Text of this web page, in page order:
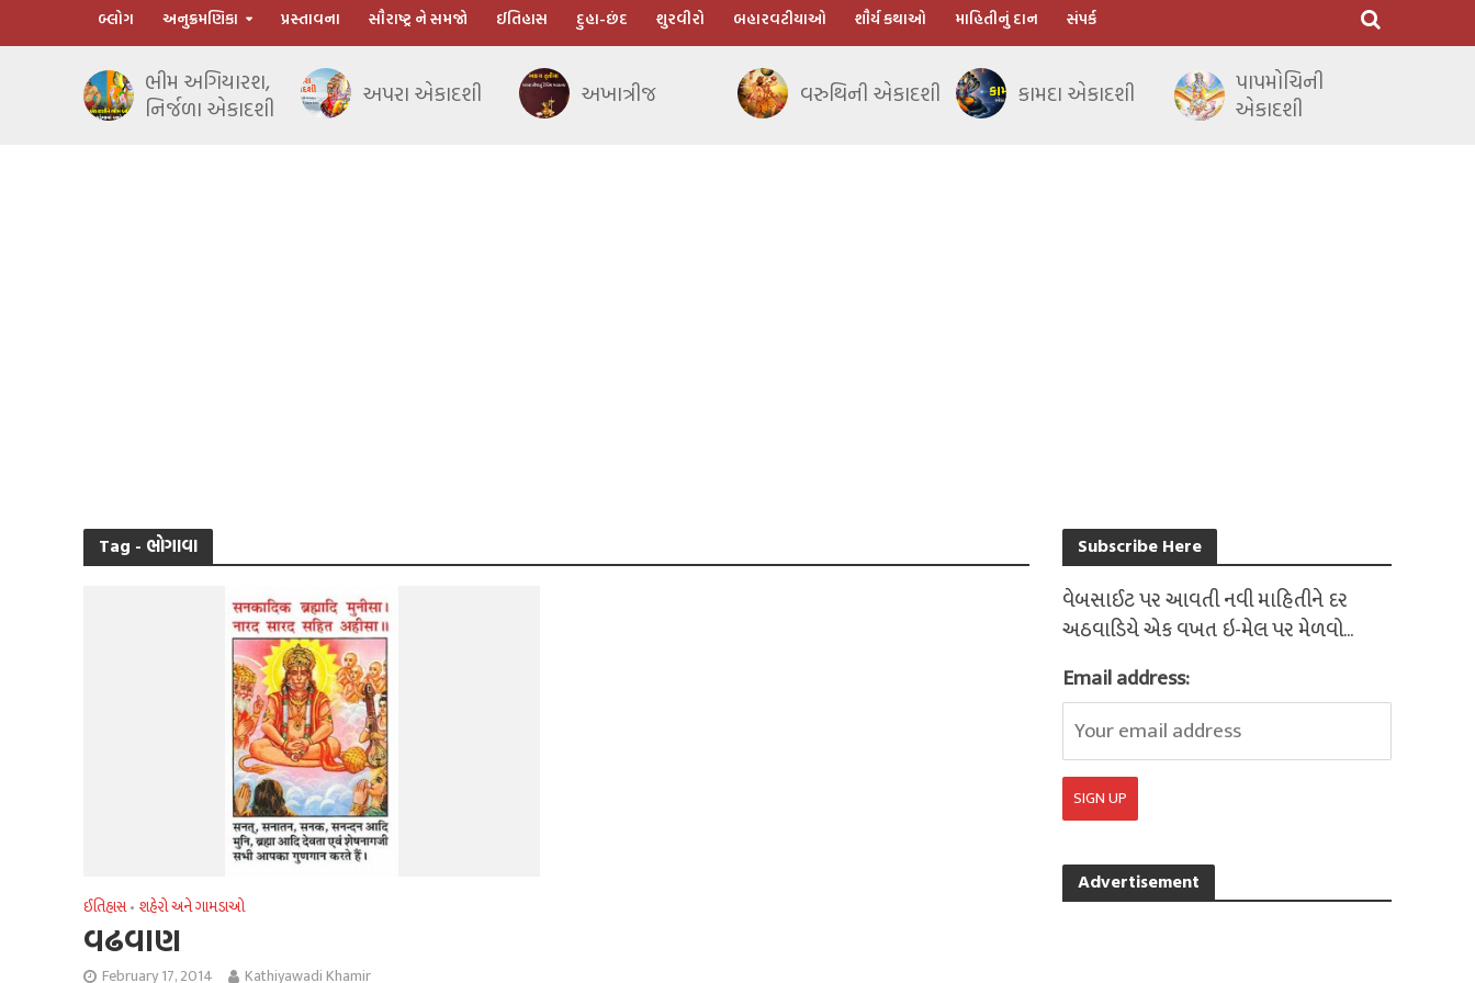
બ્લોગ અનુક્રમણિકા પ્રસ્તાવના સૌરાષ્ટ્ર ને સમજો ઈતિહાસ દુહા-છંદ શુરવીરો બહારવટીયાઓ શૌર્ય કથાઓ માહિતીનું દાન સંપર્ક
ભીમ અગિયારશ,
નિર્જળા એકાદશી
અપરા એકાદશી અખાત્રીજ વરુથિની એકાદશી કામદા એકાદશી
પાપમોચિની
એકાદશી
Tag - ભોગાવા
ઈતિહાસ • શહેરો અને ગામડાઓ
વઢવાણ
February 17, 2014 Kathiyawadi Khamir
Subscribe Here
વેબસાઈટ પર આવતી નવી માહિતીને દર
અઠવાડિયે એક વખત ઇ-મેલ પર મેળવો...
Email address:
Advertisement